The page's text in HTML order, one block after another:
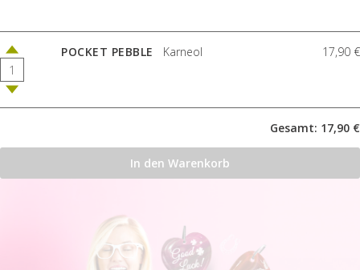
POCKET PEBBLE Karneol 17,90 €
Gesamt: 17,90 €
In den Warenkorb